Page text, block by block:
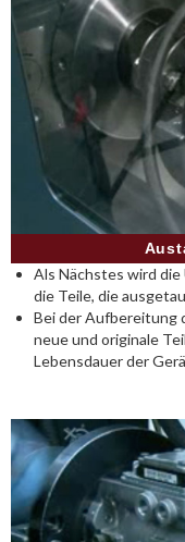
Als Nächstes wird
die Teile, die
Bei der Aufbereitung
neue und originale
Lebensdauer der